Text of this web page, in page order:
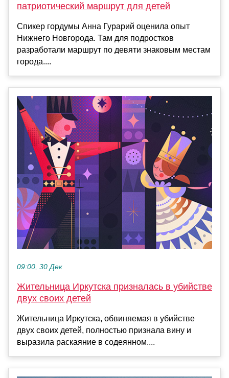
патриотический маршрут для детей
Спикер гордумы Анна Гурарий оценила опыт
Нижнего Новгорода. Там для подростков
разработали маршрут по девяти знаковым местам
города....
09:00, 30 Дек
Жительница Иркутска призналась в убийстве
двух своих детей
Жительница Иркутска, обвиняемая в убийстве
двух своих детей, полностью признала вину и
выразила раскаяние в содеянном....